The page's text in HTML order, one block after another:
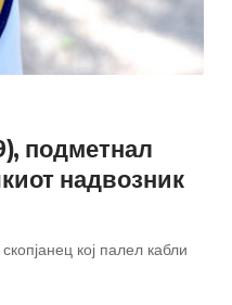
подметнал
надвозник
кој палел кабли